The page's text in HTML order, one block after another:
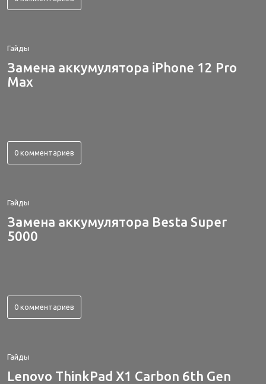
Гайды
Замена аккумулятора iPhone 12 Pro
Max
0 комментариев
Гайды
Замена аккумулятора Besta Super
5000
0 комментариев
Гайды
Lenovo ThinkPad X1 Carbon 6th Gen